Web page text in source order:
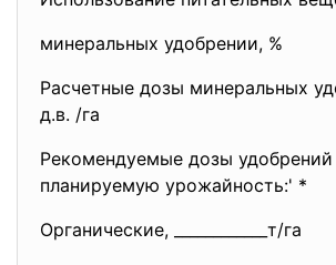
минеральных удобрении, %
Расчетные дозы минеральных
д.в. /га
Рекомендуемые дозы удобрений
планируемую урожайность:' *
Органические, ____________т/га